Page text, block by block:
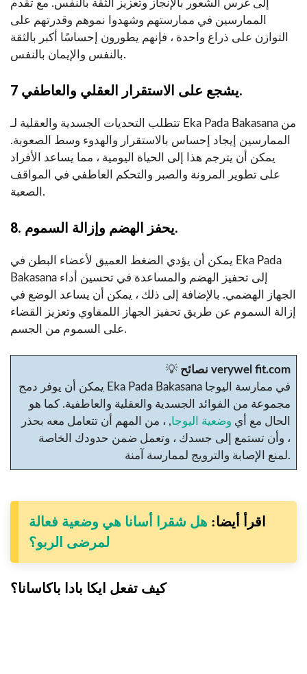
إلى غرس الشعور بالإنجاز وتعزيز الثقة بالنفس. مع تقدم
الممارسين في ممارستهم وشهدوا نموهم وقدرتهم على
التوازن على ذراع واحدة ، فإنهم يطورون إحساسًا أكبر بالثقة
بالنفس والإيمان بالنفس.
7 يشجع على الاستقرار العقلي والعاطفي.
تتطلب التحديات الجسدية والعقلية لـ Eka Pada Bakasana من
الممارسين إيجاد إحساس بالاستقرار والهدوء وسط الصعوبة.
يمكن أن يترجم هذا إلى الحياة اليومية ، مما يساعد الأفراد
على تطوير المرونة والصبر والتحكم العاطفي في المواقف
الصعبة.
8. يحفز الهضم وإزالة السموم.
يمكن أن يؤدي الضغط العميق لأعضاء البطن في Eka Pada
Bakasana إلى تحفيز الهضم والمساعدة في تحسين أداء
الجهاز الهضمي. بالإضافة إلى ذلك ، يمكن أن يساعد الوضع في
إزالة السموم عن طريق تحفيز الجهاز اللمفاوي وتعزيز القضاء
على السموم من الجسم.
💡
نصائح verywel fit.com
يمكن أن يوفر دمج Eka Pada Bakasana في ممارسة اليوجا
مجموعة من الفوائد الجسدية والعقلية والعاطفية. كما هو
الحال مع أي وضعية اليوجا, ، من المهم أن تتعامل معه بحذر
، وأن تستمع إلى جسدك ، وتعمل ضمن حدودك الخاصة
لمنع الإصابة والترويج لممارسة آمنة.
اقرأ أيضا: هل شقرا أسانا هي وضعية فعالة
لمرضى الربو؟
كيف تفعل ايكا بادا باكاسانا؟